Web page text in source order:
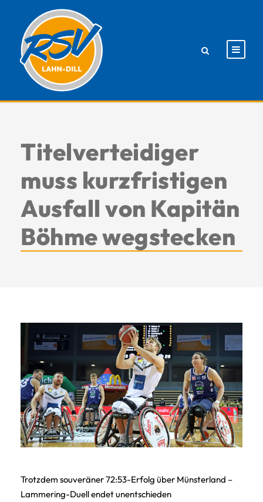
Titelverteidiger
muss kurzfristigen
Ausfall von Kapitän
Böhme wegstecken
Trotzdem souveräner 72:53-Erfolg über Münsterland –
Lammering-Duell endet unentschieden